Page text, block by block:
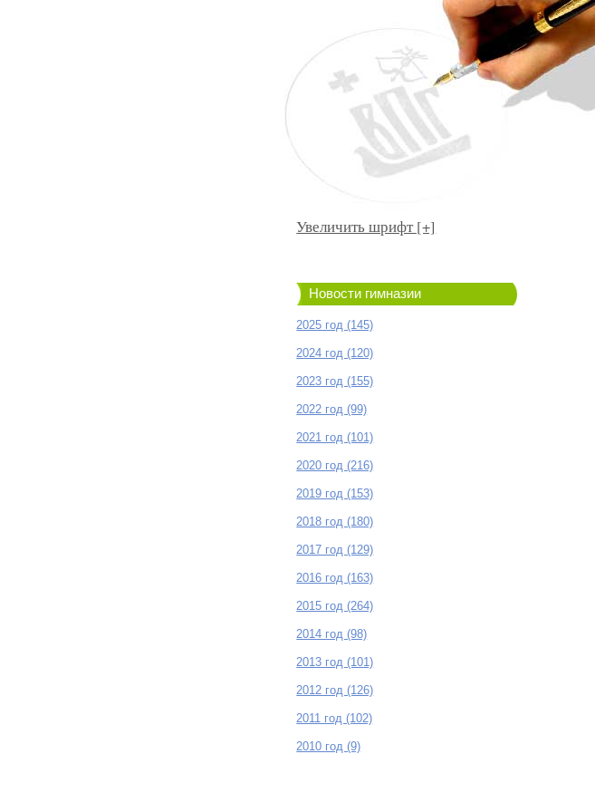
Увеличить шрифт [+]
Новости гимназии
2025 год (145)
2024 год (120)
2023 год (155)
2022 год (99)
2021 год (101)
2020 год (216)
2019 год (153)
2018 год (180)
2017 год (129)
2016 год (163)
2015 год (264)
2014 год (98)
2013 год (101)
2012 год (126)
2011 год (102)
2010 год (9)